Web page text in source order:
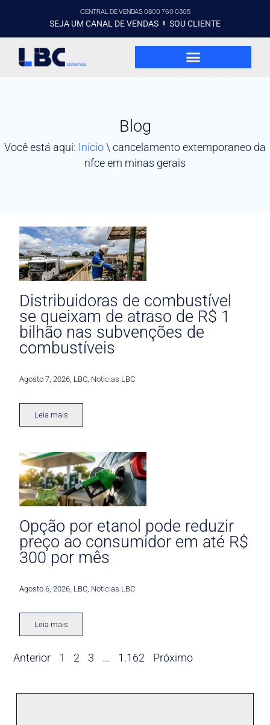
CENTRAL DE VENDAS 0800 760 0305
SEJA UM CANAL DE VENDAS SOU CLIENTE
Blog
Você está aqui: Início\ cancelamento extemporaneo da
nfce em minas gerais
Distribuidoras de combustível
se queixam de atraso de R$ 1
bilhão nas subvenções de
combustíveis
Agosto 7, 2026 LBC Noticias LBC
Leia mais
Opção por etanol pode reduzir
preço ao consumidor em até R$
300 por mês
Agosto 6, 2026 LBC Noticias LBC
Leia mais
Anterior 1 2 3 … 1.162 Próximo